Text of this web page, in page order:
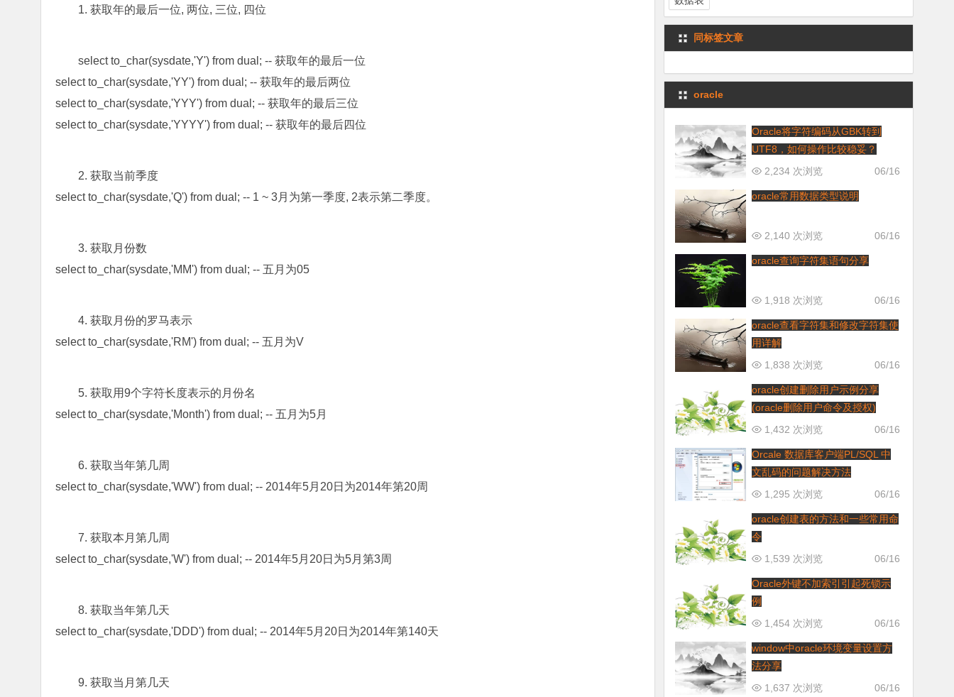
1. 获取年的最后一位, 两位, 三位, 四位
select to_char(sysdate,'Y') from dual; -- 获取年的最后一位
select to_char(sysdate,'YY') from dual; -- 获取年的最后两位
select to_char(sysdate,'YYY') from dual; -- 获取年的最后三位
select to_char(sysdate,'YYYY') from dual; -- 获取年的最后四位
2. 获取当前季度
select to_char(sysdate,'Q') from dual; -- 1 ~ 3月为第一季度, 2表示第二季度。
3. 获取月份数
select to_char(sysdate,'MM') from dual; -- 五月为05
4. 获取月份的罗马表示
select to_char(sysdate,'RM') from dual; -- 五月为V
5. 获取用9个字符长度表示的月份名
select to_char(sysdate,'Month') from dual; -- 五月为5月
6. 获取当年第几周
select to_char(sysdate,'WW') from dual; -- 2014年5月20日为2014年第20周
7. 获取本月第几周
select to_char(sysdate,'W') from dual; -- 2014年5月20日为5月第3周
8. 获取当年第几天
select to_char(sysdate,'DDD') from dual; -- 2014年5月20日为2014年第140天
9. 获取当月第几天
同标签文章
oracle
Oracle将字符编码从GBK转到
UTF8，如何操作比较稳妥？
06/16
2,234 次浏览
oracle常用数据类型说明
06/16
2,140 次浏览
oracle查询字符集语句分享
06/16
1,918 次浏览
oracle查看字符集和修改字符集使
用详解
06/16
1,838 次浏览
oracle创建删除用户示例分享
(oracle删除用户命令及授权)
06/16
1,432 次浏览
Orcale 数据库客户端PL/SQL 中
文乱码的问题解决方法
06/16
1,295 次浏览
oracle创建表的方法和一些常用命
令
06/16
1,539 次浏览
Oracle外键不加索引引起死锁示
例
06/16
1,454 次浏览
window中oracle环境变量设置方
法分享
06/16
1,637 次浏览